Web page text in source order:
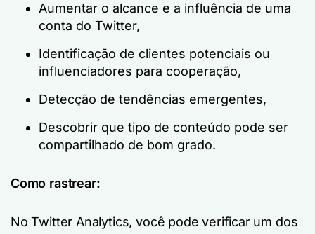
Aumentar o alcance e a influência de uma
conta do Twitter,
Identificação de clientes potenciais ou
influenciadores para cooperação,
Detecção de tendências emergentes,
Descobrir que tipo de conteúdo pode ser
compartilhado de bom grado.
Como rastrear:
No Twitter Analytics, você pode verificar um dos